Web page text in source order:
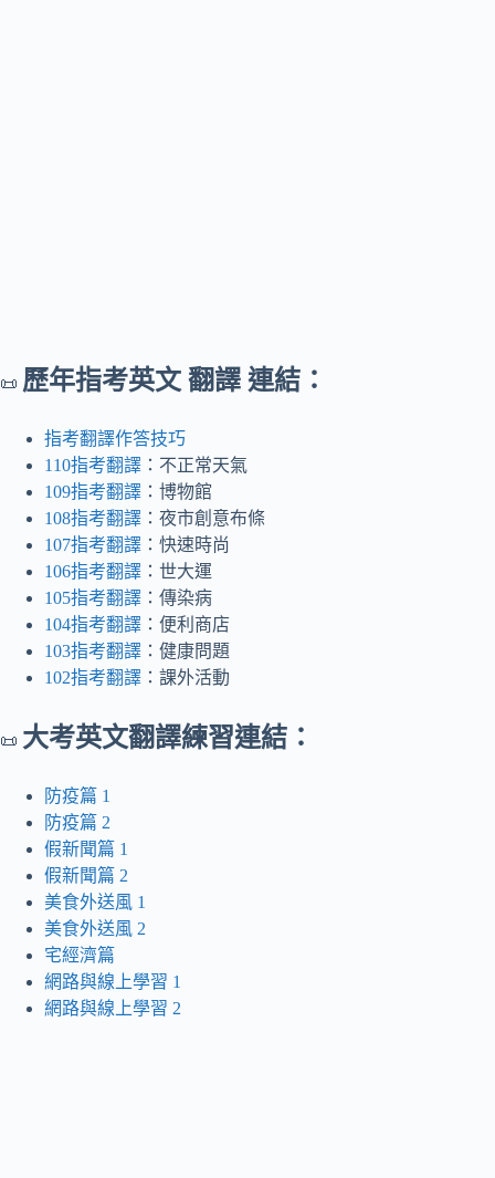
📜 歷年指考英文 翻譯 連結：
指考翻譯作答技巧
110指考翻譯 ：不正常天氣
109指考翻譯 ：博物館
108指考翻譯 ：夜市創意布條
107指考翻譯 ：快速時尚
106指考翻譯 ：世大運
105指考翻譯 ：傳染病
104指考翻譯 ：便利商店
103指考翻譯 ：健康問題
102指考翻譯 ：課外活動
📜 大考英文翻譯練習連結：
防疫篇 1
防疫篇 2
假新聞篇 1
假新聞篇 2
美食外送風 1
美食外送風 2
宅經濟篇
網路與線上學習 1
網路與線上學習 2